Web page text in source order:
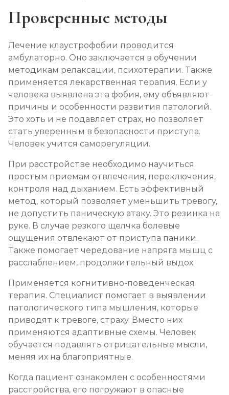
Проверенные методы
Лечение клаустрофобии проводится
амбулаторно. Оно заключается в обучении
методикам релаксации, психотерапии. Также
применяется лекарственная терапия. Если у
человека выявлена эта фобия, ему объявляют
причины и особенности развития патологий.
Это хоть и не подавляет страх, но позволяет
стать уверенным в безопасности приступа.
Человек учится саморегуляции.
При расстройстве необходимо научиться
простым приемам отвлечения, переключения,
контроля над дыханием. Есть эффективный
метод, который позволяет уменьшить тревогу,
не допустить паническую атаку. Это резинка на
руке. В случае резкого щелчка болевые
ощущения отвлекают от приступа паники.
Также помогает чередование напряга мышц с
расслаблением, продолжительный выдох.
Применяется когнитивно-поведенческая
терапия. Специалист помогает в выявлении
патологического типа мышления, которые
приводят к тревоге, страху. Вместо них
применяются адаптивные схемы. Человек
обучается подавлять отрицательные мысли,
меняя их на благоприятные.
Когда пациент ознакомлен с особенностями
расстройства, его погружают в опасные